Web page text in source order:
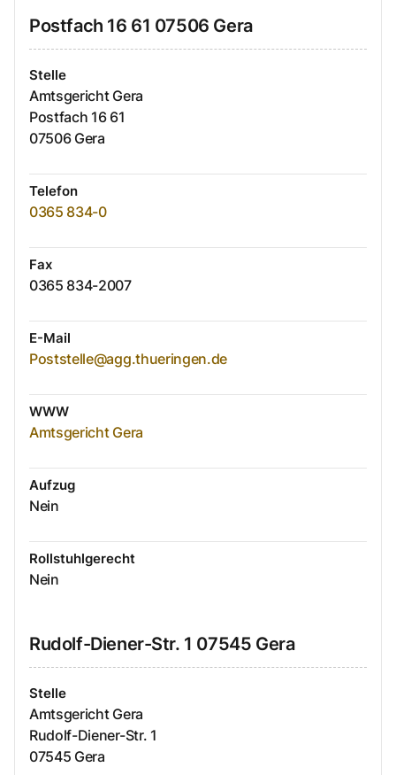
Postfach 16 61 07506 Gera
Stelle
Amtsgericht Gera
Postfach 16 61
07506 Gera
Telefon
0365 834-0
Fax
0365 834-2007
E-Mail
Poststelle@agg.thueringen.de
WWW
Amtsgericht Gera
Aufzug
Nein
Rollstuhlgerecht
Nein
Rudolf-Diener-Str. 1 07545 Gera
Stelle
Amtsgericht Gera
Rudolf-Diener-Str. 1
07545 Gera